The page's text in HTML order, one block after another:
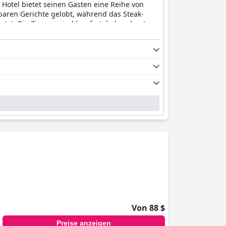
bietet seinen Gästen eine Reihe von
Gerichte gelobt, während das Steak-
Die Zimmer sind komfortabel und gut
seiner Zimmer, die von den Gästen immer
einen angenehmen Aufenthalt zu
idealen Ort für einen entspannten
Von 88 $
Preise anzeigen